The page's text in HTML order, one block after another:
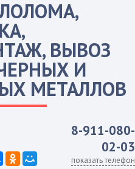
ВЫВОЗ
И
МЕТАЛЛОВ
8-911-080-
02-03
показать телефон